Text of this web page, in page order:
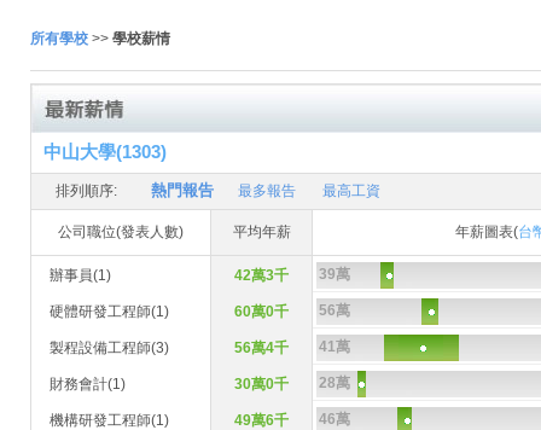
所有學校 >> 學校薪情
中山大學(1303)
排列順序: 熱門報告 最多報告 最高工資
公司職位(發表人數) 平均年薪 年薪圖表(台
辦事員(1) 42萬3千 39萬
硬體研發工程師(1) 60萬0千 56萬
製程設備工程師(3) 56萬4千 41萬
財務會計(1) 30萬0千 28萬
機構研發工程師(1) 49萬6千 46萬